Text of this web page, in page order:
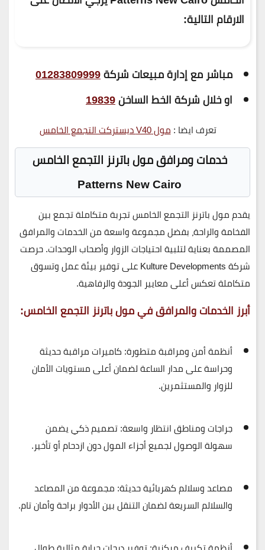
الارقام التالية:
مباشر مع إدارة مبيعات شركة01283809999
او خلال شركة الخط الساخن19839
تعرف ايضا :مول V40 ديستركت التجمع الخامس
خدمات ومرافقمول باترنز التجمع الخامس
Patterns New Cairo
يقدممول باترنز التجمع الخامستجربة متكاملة تجمع بين
الفخامة والراحة، بفضل مجموعة واسعة منالخدمات والمرافق
المصممة بعنايةلتلبية احتياجات الزوار وأصحاب الوحدات. حرصت
شركةKulture Developmentsعلى توفير بيئة عمل وتسوق
متكاملة تعكس أعلى معايير الجودة والرفاهية.
أبرز الخدمات والمرافق في مول باترنز التجمع الخامس:
أنظمة أمن ومراقبة متطورة: كاميرات مراقبة حديثة
وحراسة على مدار الساعة لضمان أعلى مستويات الأمان
للزوار والمستثمرين.
جراجات ومناطق انتظار واسعة: تصميم ذكي يضمن
سهولة الوصول لجميع أجزاء المول دون ازدحام أو تأخير.
مصاعد وسلالم كهربائية حديثة: مجموعة من المصاعد
والسلالم السريعة لضمان التنقل بين الأدوار براحة وأمان تام.